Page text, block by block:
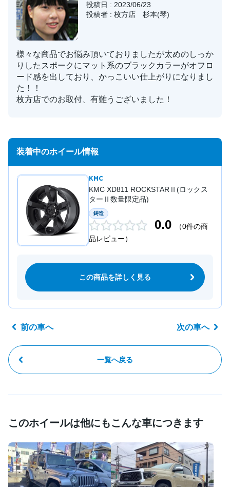
投稿日 : 2023/06/23
投稿者 : 枚方店 杉本(琴)
様々な商品でお悩み頂いておりましたが太めのしっか
りしたスポークにマット系のブラックカラーがオフロ
ード感を出しており、かっこいい仕上がりになりまし
た！！
枚方店でのお取付、有難うございました！
装着中のホイール情報
KMC
KMC XD811 ROCKSTARⅡ(ロックス
ターⅡ数量限定品)
鋳造
0.0
（0件の商
品レビュー）
この商品を詳しく見る
前の車へ
一覧へ戻る
次の車へ
このホイールは他にもこんな車につきます